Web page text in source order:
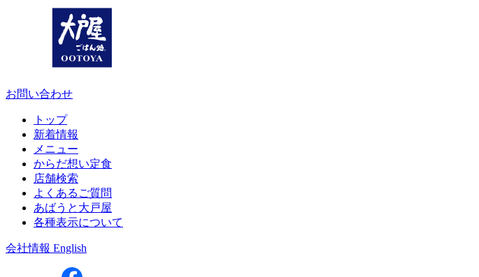
お問い合わせ
トップ
新着情報
メニュー
からだ想い定食
店舗検索
よくあるご質問
あばうと大戸屋
各種表示について
会社情報 English